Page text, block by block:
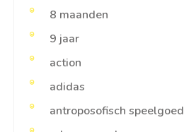
8 maanden
9 jaar
action
adidas
antroposofisch speelgoed